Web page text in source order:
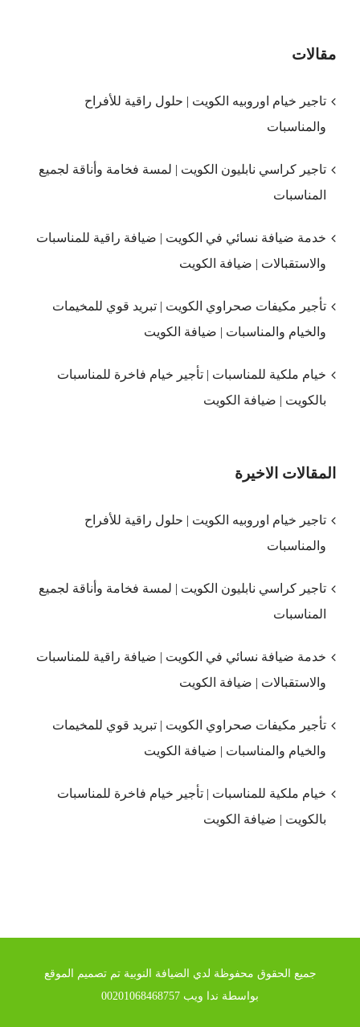
مقالات
تاجير خيام اوروبيه الكويت | حلول راقية للأفراح
والمناسبات
تاجير كراسي نابليون الكويت | لمسة فخامة وأناقة لجميع
المناسبات
خدمة ضيافة نسائي في الكويت | ضيافة راقية للمناسبات
والاستقبالات | ضيافة الكويت
تأجير مكيفات صحراوي الكويت | تبريد قوي للمخيمات
والخيام والمناسبات | ضيافة الكويت
خيام ملكية للمناسبات | تأجير خيام فاخرة للمناسبات
بالكويت | ضيافة الكويت
المقالات الاخيرة
تاجير خيام اوروبيه الكويت | حلول راقية للأفراح
والمناسبات
تاجير كراسي نابليون الكويت | لمسة فخامة وأناقة لجميع
المناسبات
خدمة ضيافة نسائي في الكويت | ضيافة راقية للمناسبات
والاستقبالات | ضيافة الكويت
تأجير مكيفات صحراوي الكويت | تبريد قوي للمخيمات
والخيام والمناسبات | ضيافة الكويت
خيام ملكية للمناسبات | تأجير خيام فاخرة للمناسبات
بالكويت | ضيافة الكويت
جميع الحقوق محفوظة لدي الضيافة النوبية تم تصميم الموقع
بواسطة ندا ويب 00201068468757